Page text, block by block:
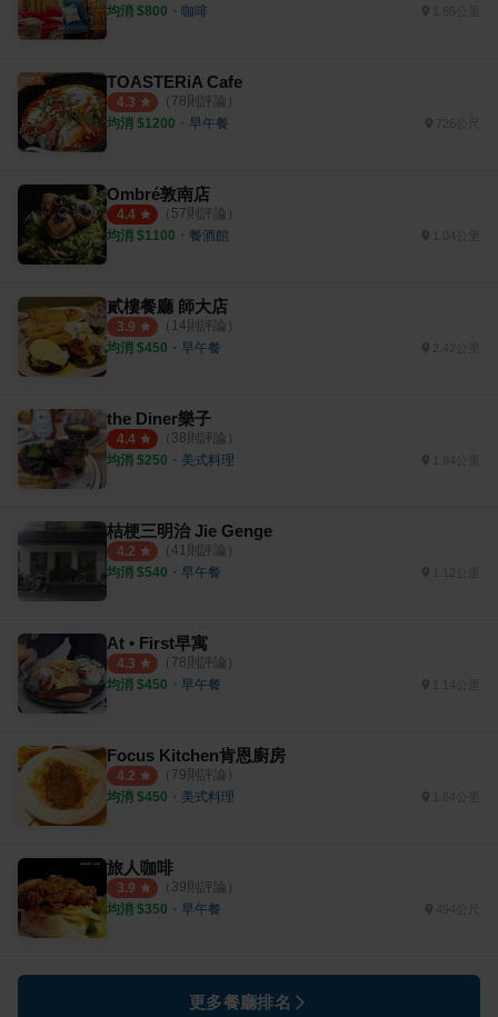
均消 $800 ・ 咖啡 1.65公里
TOASTERiA Cafe
4.3 （ 78則評論）
均消 $1200 ・ 早午餐
Ombré敦南店
4.4 （ 57則評論）
均消 $1100 ・ 餐酒館 1.04公里
貳樓餐廳 師大店
3.9 （ 14則評論）
均消 $450 ・ 早午餐 2.42公里
the Diner樂子
4.4 （ 38則評論）
均消 $250 ・ 美式料理 1.84公里
桔梗三明治 Jie Genge
4.2 （ 41 則評論）
均消 $540 ・ 早午餐
At • First早寓
4.3 （ 78則評論）
均消 $450 ・ 早午餐 1.14公里
Focus Kitchen肯恩廚房
4.2 （ 79則評論）
均消 $450 ・ 美式料理 1.64公里
旅人咖啡
3.9 （ 39則評論）
均消 $350 ・ 早午餐 494公尺
更多餐廳排名